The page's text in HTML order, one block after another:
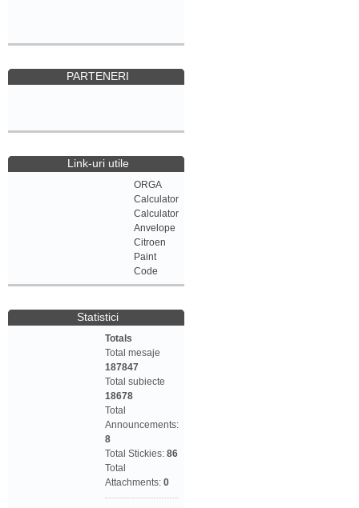
PARTENERI
Link-uri utile
ORGA
Calculator
Calculator
Anvelope
Citroen
Paint
Code
Statistici
Totals
Total mesaje
187847
Total subiecte
18678
Total
Announcements:
8
Total Stickies: 86
Total
Attachments: 0